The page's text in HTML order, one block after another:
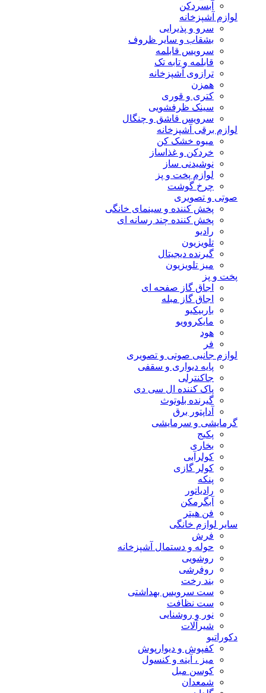
آبسردکن
لوازم آشپزخانه
سرو و پذیرایی
بشقاب و سایر ظروف
سرویس قابلمه
قابلمه و تابه تک
ترازوی آشپزخانه
همزن
کتری و قوری
سینک ظرفشویی
سرویس قاشق و چنگال
لوازم برقی آشپزخانه
میوه خشک کن
خردکن و غذاساز
نوشیدنی ساز
لوازم پخت و پز
چرخ گوشت
صوتی و تصویری
پخش کننده و سینمای خانگی
پخش کننده چند رسانه ای
رادیو
تلویزیون
گیرنده دیجیتال
میز تلویزیون
پخت و پز
اجاق گاز صفحه ای
اجاق گاز مبله
باربیکیو
مایکروویو
هود
فر
لوازم جانبی صوتی و تصویری
پایه دیواری و سقفی
جاکنترلی
پاک کننده ال سی دی
گیرنده بلوتوث
آداپتور برق
گرمایشی و سرمایشی
پکیج
بخاری
کولرآبی
کولر گازی
پنکه
رادیاتور
آبگرمکن
فن هیتر
سایر لوازم خانگی
فرش
حوله و دستمال آشپزخانه
روشویی
روفرشی
بند رخت
ست سرویس بهداشتی
ست نظافت
نور و روشنایی
شیرآلات
دکوراتیو
کفپوش و دیوارپوش
میز ، آینه و کنسول
کوسن مبل
شمعدان